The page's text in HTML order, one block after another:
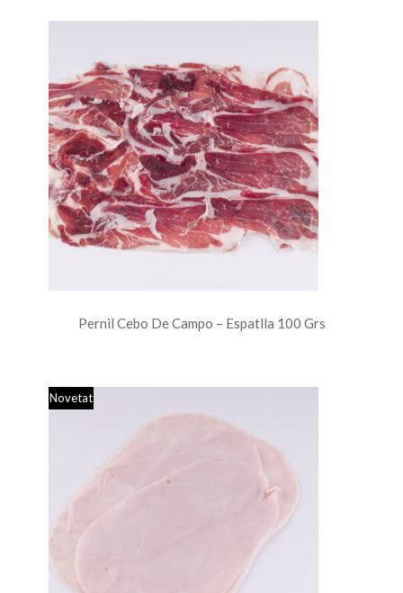
Pernil Cebo De Campo – Espatlla 100 Grs
Novetat